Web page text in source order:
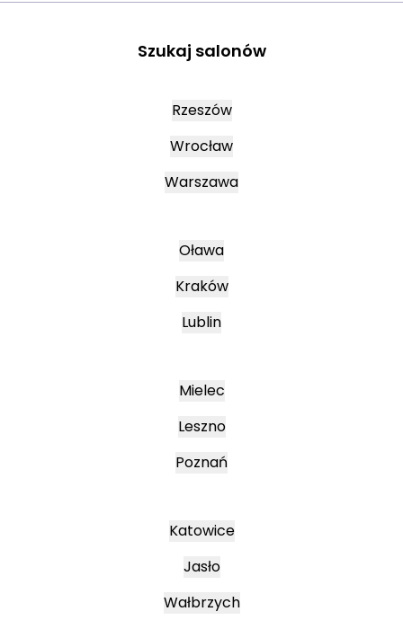
Szukaj salonów
Rzeszów
Wrocław
Warszawa
Oława
Kraków
Lublin
Mielec
Leszno
Poznań
Katowice
Jasło
Wałbrzych